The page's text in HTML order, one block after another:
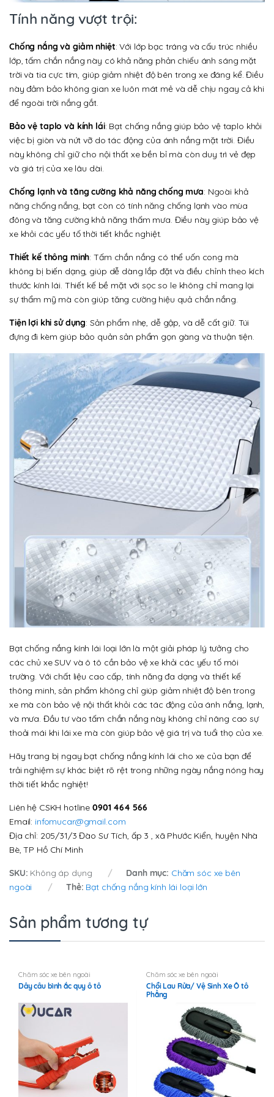
Tính năng vượt trội:
Chống nắng và giảm nhiệt: Với lớp bạc tráng và cấu trúc nhiều
lớp, tấm chắn nắng này có khả năng phản chiếu ánh sáng mặt
trời và tia cực tím, giúp giảm nhiệt độ bên trong xe đáng kể. Điều
này đảm bảo không gian xe luôn mát mẻ và dễ chịu ngay cả khi
để ngoài trời nắng gắt.
Bảo vệ taplo và kính lái: Bạt chống nắng giúp bảo vệ taplo khỏi
việc bị giòn và nứt vỡ do tác động của ánh nắng mặt trời. Điều
này không chỉ giữ cho nội thất xe bền bỉ mà còn duy trì vẻ đẹp
và giá trị của xe lâu dài.
Chống lạnh và tăng cường khả năng chống mưa: Ngoài khả
năng chống nắng, bạt còn có tính năng chống lạnh vào mùa
đông và tăng cường khả năng thấm mưa. Điều này giúp bảo vệ
xe khỏi các yếu tố thời tiết khắc nghiệt.
Thiết kế thông minh: Tấm chắn nắng có thể uốn cong mà
không bị biến dạng, giúp dễ dàng lắp đặt và điều chỉnh theo kích
thước kính lái. Thiết kế bề mặt với sọc so le không chỉ mang lại
sự thẩm mỹ mà còn giúp tăng cường hiệu quả chắn nắng.
Tiện lợi khi sử dụng: Sản phẩm nhẹ, dễ gập, và dễ cất giữ. Túi
đựng đi kèm giúp bảo quản sản phẩm gọn gàng và thuận tiện.
Bạt chống nắng kính lái loại lớn là một giải pháp lý tưởng cho
các chủ xe SUV và ô tô cần bảo vệ xe khỏi các yếu tố môi
trường. Với chất liệu cao cấp, tính năng đa dạng và thiết kế
thông minh, sản phẩm không chỉ giúp giảm nhiệt độ bên trong
xe mà còn bảo vệ nội thất khỏi các tác động của ánh nắng, lạnh,
và mưa. Đầu tư vào tấm chắn nắng này không chỉ nâng cao sự
thoải mái khi lái xe mà còn giúp bảo vệ giá trị và tuổi thọ của xe.
Hãy trang bị ngay bạt chống nắng kính lái cho xe của bạn để
trải nghiệm sự khác biệt rõ rệt trong những ngày nắng nóng hay
thời tiết khắc nghiệt!
Liên hệ CSKH hotline0901 464 566
Email: infomucar@gmail.com
Địa chỉ: 205/31/3 Đào Sư Tích, ấp 3 , xã Phước Kiển, huyện Nhà
Bè, TP Hồ Chí Minh
SKU: Không áp dụng Danh mục: Chăm sóc xe bên
ngoài
Thẻ: Bạt chống nắng kính lái loại lớn
Sản phẩm tương tự
Chăm sóc xe bên ngoài
Dây câu bình ắc quy ô tô
Chăm sóc xe bên ngoài
Chổi Lau Rửa/ Vệ Sinh Xe Ô tô
Phẳng